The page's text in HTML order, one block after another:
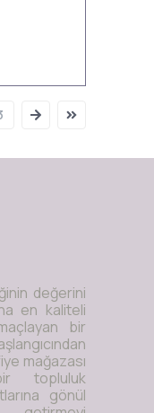
değerini
en kaliteli
bir
mağazası
topluluk
gönül